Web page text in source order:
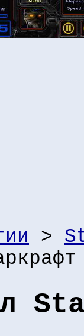
>